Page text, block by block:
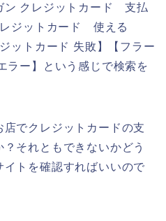
ン クレジットカード 支払
ジットカード 使える
ットカード 失敗】【フラー
ー】という感じで検索を
でクレジットカードの支
それともできないかどう
トを確認すればいいので